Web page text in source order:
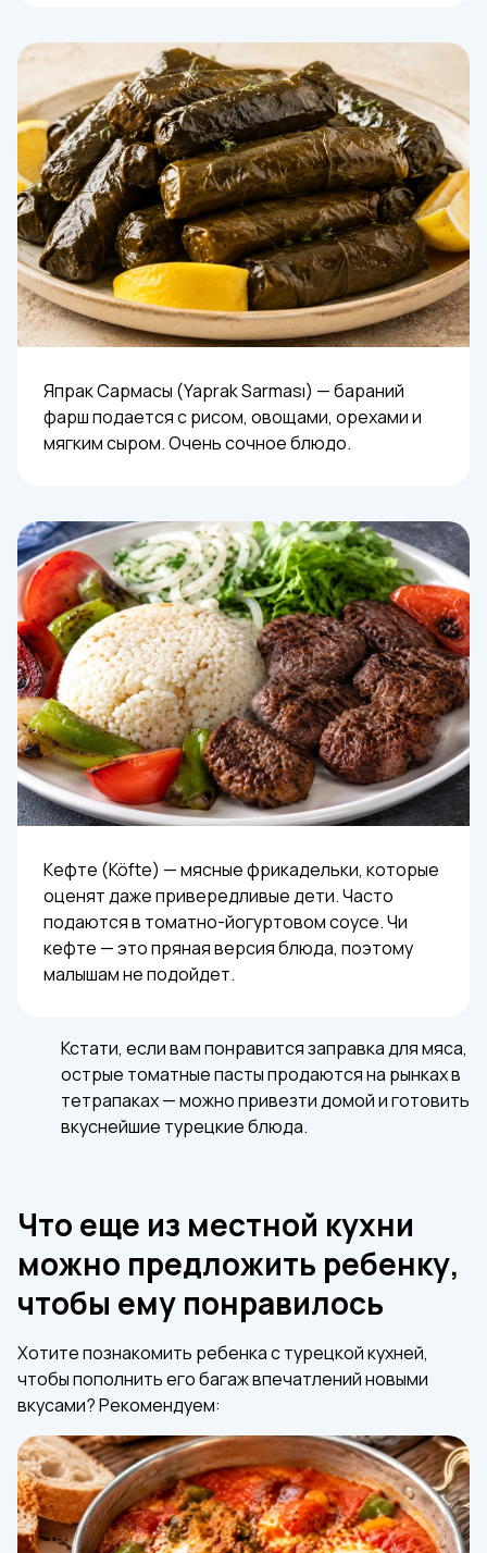
Япрак Сармасы (Yaprak Sarması) — бараний
фарш подается с рисом, овощами, орехами и
мягким сыром. Очень сочное блюдо.
Кефте (Köfte) — мясные фрикадельки, которые
оценят даже привередливые дети. Часто
подаются в томатно-йогуртовом соусе. Чи
кефте — это пряная версия блюда, поэтому
малышам не подойдет.
Кстати, если вам понравится заправка для мяса,
острые томатные пасты продаются на рынках в
тетрапаках — можно привезти домой и готовить
вкуснейшие турецкие блюда.
Что еще из местной кухни
можно предложить ребенку,
чтобы ему понравилось
Хотите познакомить ребенка с турецкой кухней,
чтобы пополнить его багаж впечатлений новыми
вкусами? Рекомендуем: